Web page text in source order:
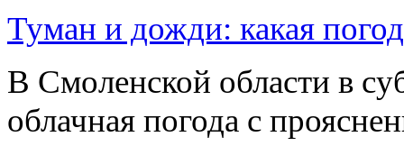
Туман и дожди: какая
В Смоленской области в
облачная погода с